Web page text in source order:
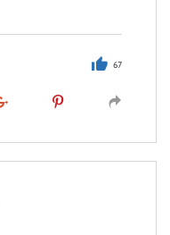
67